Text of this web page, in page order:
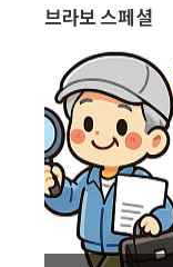
브라보 스페셜